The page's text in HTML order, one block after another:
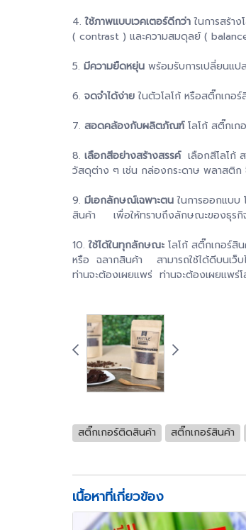
4.ใช้ภาพแบบเวคเตอร์ดีกว่าในการสร้า
( contrast ) และความสมดุลย์ (
5. มีความยืดหยุ่น พร้อมรับการเปลี่ยนแ
6. จดจำได้ง่ายในตัวโลโก้ หรือสติ๊กเกอ
7. สอดคล้องกับผลิตภัณฑ์โลโก้ สติ๊กเก
8. เลือกสีอย่างสร้างสรรค์เลือกสีโลโก้
วัสดุต่าง ๆ เช่น กล่องกระดาษ พลาสติก
9. มีเอกลักษณ์เฉพาะตนในการออกแบบ
สินค้า เพื่อให้ทราบถึงลักษณะของธุรกิ
10.ใช้ได้ในทุกลักษณะ โลโก้ สติ๊กเกอร์สิ
หรือ ฉลากสินค้า สามารถใช้ได้ดีบนเว็บ
ท่านจะต้องเผยแพร่ ท่านจะต้องเผยแพ
สติ๊กเกอร์ติดสินค้า สติ๊กเกอร์สินค้า
เนื้อหาที่เกี่ยวข้อง